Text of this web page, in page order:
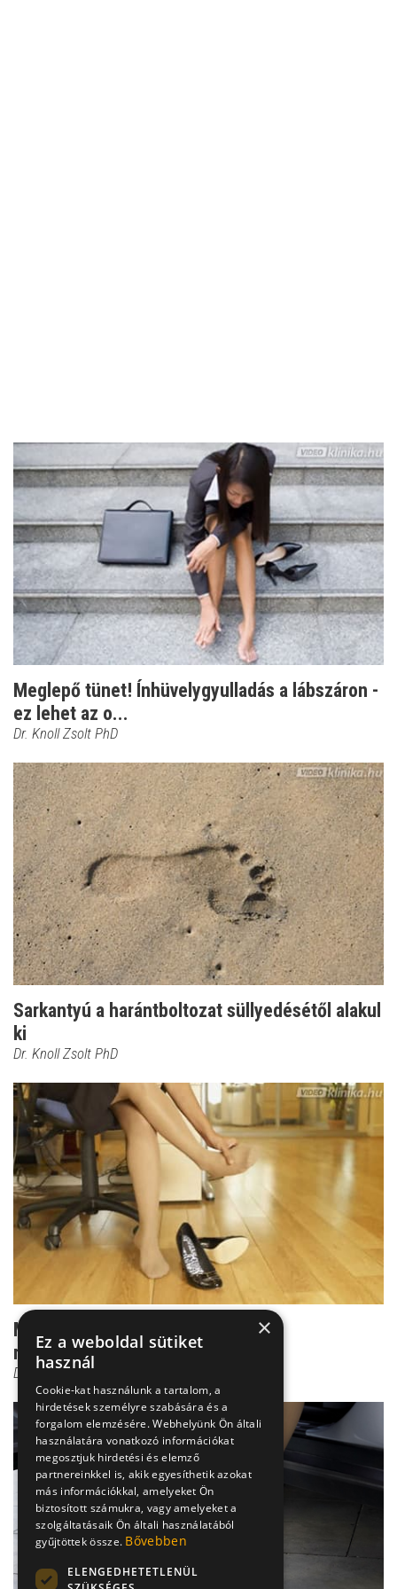
Meglepő tünet! Ínhüvelygyulladás a lábszáron -
ez lehet az o...
Dr. Knoll Zsolt PhD
Sarkantyú a harántboltozat süllyedésétől alakul
ki
Dr. Knoll Zsolt PhD
Magassarkú cipő - ezért ne hordd
rendszeresen!
Dr. Knoll Zsolt PhD
×
Ez a weboldal sütiket
használ
Cookie-kat használunk a tartalom, a
hirdetések személyre szabására és a
forgalom elemzésére. Webhelyünk Ön általi
használatára vonatkozó információkat
megosztjuk hirdetési és elemző
partnereinkkel is, akik egyesíthetik azokat
más információkkal, amelyeket Ön
biztosított számukra, vagy amelyeket a
szolgáltatásaik Ön általi használatából
gyűjtöttek össze. Bővebben
ELENGEDHETETLENÜL